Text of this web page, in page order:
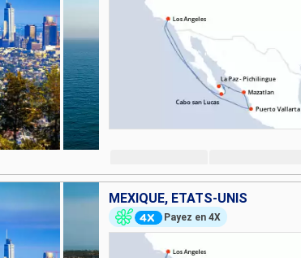
MEXIQUE, ÉTATS-UNIS
Payez en 4X